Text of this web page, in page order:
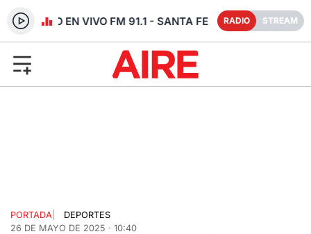
RADIO EN VIVO FM 91.1 - SANTA FE RADIO STREAM
PORTADA
DEPORTES
26 DE MAYO DE 2025 · 10:40